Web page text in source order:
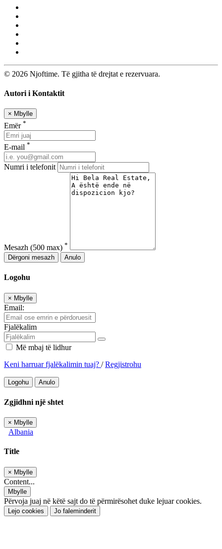
© 2026 Njoftime. Të gjitha të drejtat e rezervuara.
Autori i Kontaktit
× Mbylle
Emër *
E-mail *
Numri i telefonit
Mesazh (500 max) *
Dërgoni mesazh
Anulo
Logohu
× Mbylle
Email:
Fjalëkalim
Më mbaj të lidhur
Keni harruar fjalëkalimin tuaj? /Regjistrohu
Logohu Anulo
Zgjidhni një shtet
× Mbylle
Albania
Title
× Mbylle
Content...
Mbylle
Përvoja juaj në këtë sajt do të përmirësohet duke lejuar cookies.
Lejo cookies Jo faleminderit